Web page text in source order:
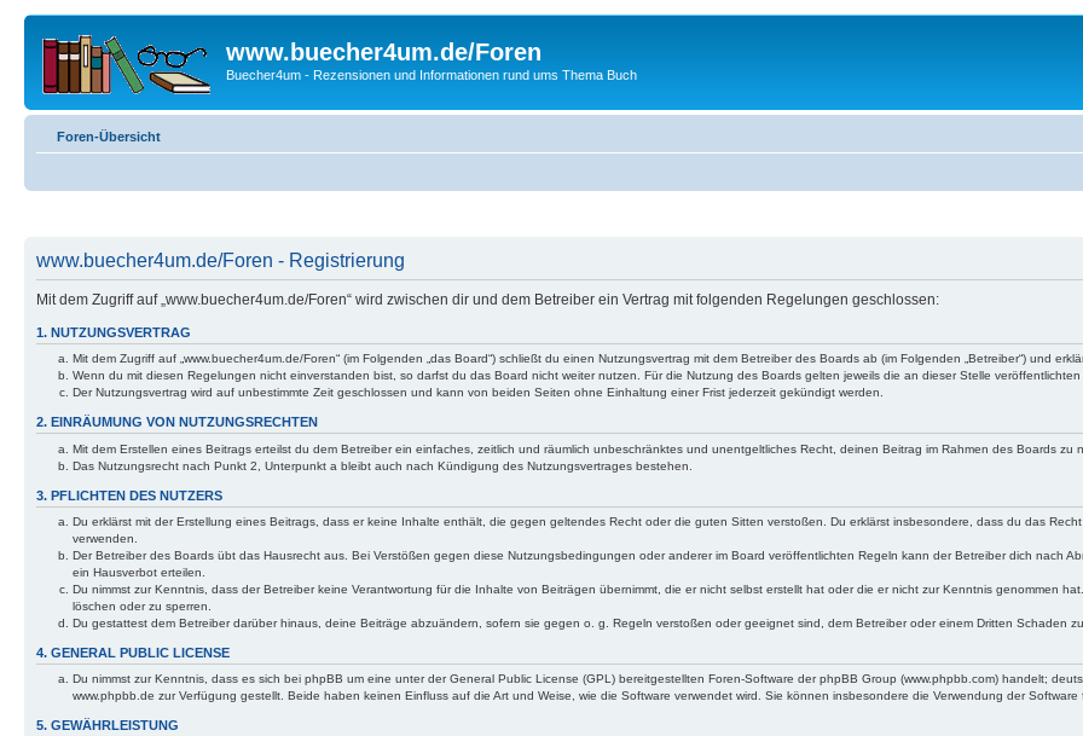
www.buecher4um.de/Foren
Buecher4um - Rezensionen und Informationen rund ums Thema Buch
Foren-Übersicht
www.buecher4um.de/Foren - Registrierung
Mit dem Zugriff auf „www.buecher4um.de/Foren“ wird zwischen dir und dem Betreiber ein Vertrag mit folgenden Regelungen geschlossen:
1. NUTZUNGSVERTRAG
Mit dem Zugriff auf „www.buecher4um.de/Foren“ (im Folgenden „das Board“) schließt du einen Nutzungsvertrag mit dem Betreiber des Boards ab (im Folgenden „Betreiber“) und
Wenn du mit diesen Regelungen nicht einverstanden bist, so darfst du das Board nicht weiter nutzen. Für die Nutzung des Boards gelten jeweils die an dieser Stelle
Der Nutzungsvertrag wird auf unbestimmte Zeit geschlossen und kann von beiden Seiten ohne Einhaltung einer Frist jederzeit gekündigt werden.
2. EINRÄUMUNG VON NUTZUNGSRECHTEN
Mit dem Erstellen eines Beitrags erteilst du dem Betreiber ein einfaches, zeitlich und räumlich unbeschränktes und unentgeltliches Recht, deinen Beitrag im Rahmen des Boards zu
Das Nutzungsrecht nach Punkt 2, Unterpunkt a bleibt auch nach Kündigung des Nutzungsvertrages bestehen.
3. PFLICHTEN DES NUTZERS
Du erklärst mit der Erstellung eines Beitrags, dass er keine Inhalte enthält, die gegen geltendes Recht oder die guten Sitten verstoßen. Du erklärst insbesondere, dass du das
verwenden.
Der Betreiber des Boards übt das Hausrecht aus. Bei Verstößen gegen diese Nutzungsbedingungen oder anderer im Board veröffentlichten Regeln kann der Betreiber dich nach
ein Hausverbot erteilen.
Du nimmst zur Kenntnis, dass der Betreiber keine Verantwortung für die Inhalte von Beiträgen übernimmt, die er nicht selbst erstellt hat oder die er nicht zur Kenntnis genommen
löschen oder zu sperren.
Du gestattest dem Betreiber darüber hinaus, deine Beiträge abzuändern, sofern sie gegen o. g. Regeln verstoßen oder geeignet sind, dem Betreiber oder einem Dritten Schaden
4. GENERAL PUBLIC LICENSE
Du nimmst zur Kenntnis, dass es sich bei phpBB um eine unter der General Public License (GPL) bereitgestellten Foren-Software der phpBB Group (www.phpbb.com) handelt;
www.phpbb.de zur Verfügung gestellt. Beide haben keinen Einfluss auf die Art und Weise, wie die Software verwendet wird. Sie können insbesondere die Verwendung der
5. GEWÄHRLEISTUNG